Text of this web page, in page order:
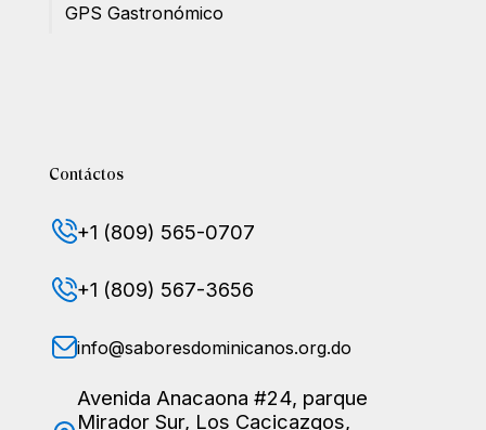
GPS Gastronómico
Contáctos
+1 (809) 565-0707
+1 (809) 567-3656
info@saboresdominicanos.org.do
Avenida Anacaona #24, parque
Mirador Sur, Los Cacicazgos,